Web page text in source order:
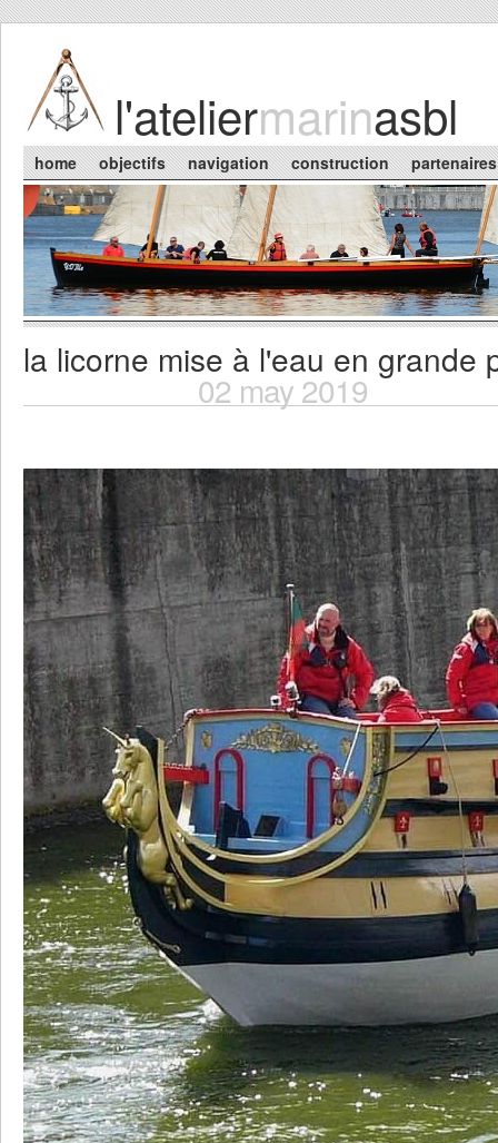
l'ateliermarinasbl
Main menu
home objectifs navigation construction partenaires
You are here
la licorne mise à l'eau en grande
02 may 2019